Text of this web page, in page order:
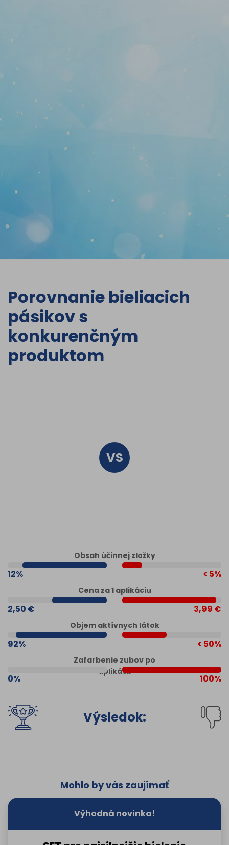
Porovnanie bieliacich
pásikov s
konkurenčným
produktom
Obsah účinnej zložky
12%
Cena za 1 aplikáciu
2,50 €
Objem aktívnych látok
92%
Zafarbenie zubov po
aplikácii
0%
< 5%
3,99 €
< 50%
100%
Výsledok:
Mohlo by vás zaujímať
Výhodná novinka!